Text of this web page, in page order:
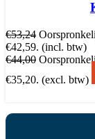
€53,24
€42,59. (incl. btw)
€44,00
€35,20. (excl. btw)